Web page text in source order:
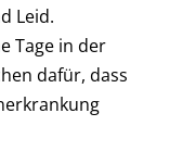
Leid.
Tage in der
dafür, dass